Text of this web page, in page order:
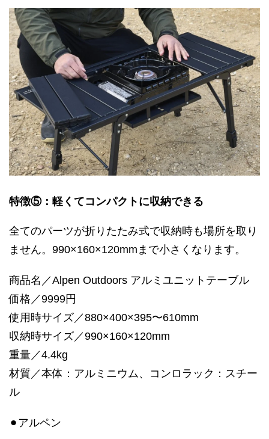
特徴⑤：軽くてコンパクトに収納できる
全てのパーツが折りたたみ式で収納時も場所を取り
ません。990×160×120mmまで小さくなります。
商品名／Alpen Outdoors アルミユニットテーブル
価格／9999円
使用時サイズ／880×400×395〜610mm
収納時サイズ／990×160×120mm
重量／4.4kg
材質／本体：アルミニウム、コンロラック：スチー
ル
⚫︎アルペン